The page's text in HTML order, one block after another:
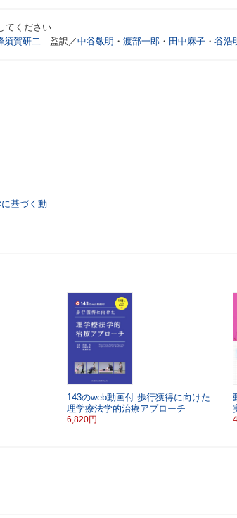
てください
須賀研二 監訳／中谷敬明 ・ 渡部一郎 ・ 田中麻子 ・ 谷浩
基づく動
143のweb動画付 歩行獲得に向けた
理学療法学的治療アプローチ
6,820円